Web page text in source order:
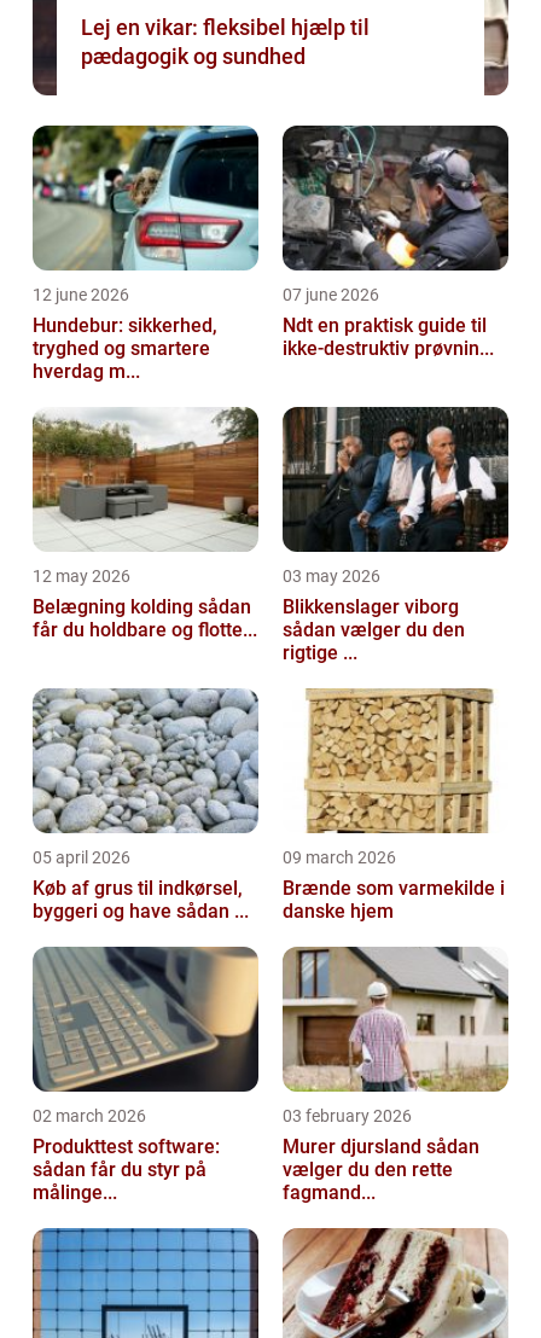
Lej en vikar: fleksibel hjælp til
pædagogik og sundhed
12 june 2026
Hundebur: sikkerhed,
tryghed og smartere
hverdag m...
07 june 2026
Ndt en praktisk guide til
ikke-destruktiv prøvnin...
12 may 2026
Belægning kolding sådan
får du holdbare og flotte...
03 may 2026
Blikkenslager viborg
sådan vælger du den
rigtige ...
05 april 2026
Køb af grus til indkørsel,
byggeri og have sådan ...
09 march 2026
Brænde som varmekilde i
danske hjem
02 march 2026
Produkttest software:
sådan får du styr på
målinge...
03 february 2026
Murer djursland sådan
vælger du den rette
fagmand...